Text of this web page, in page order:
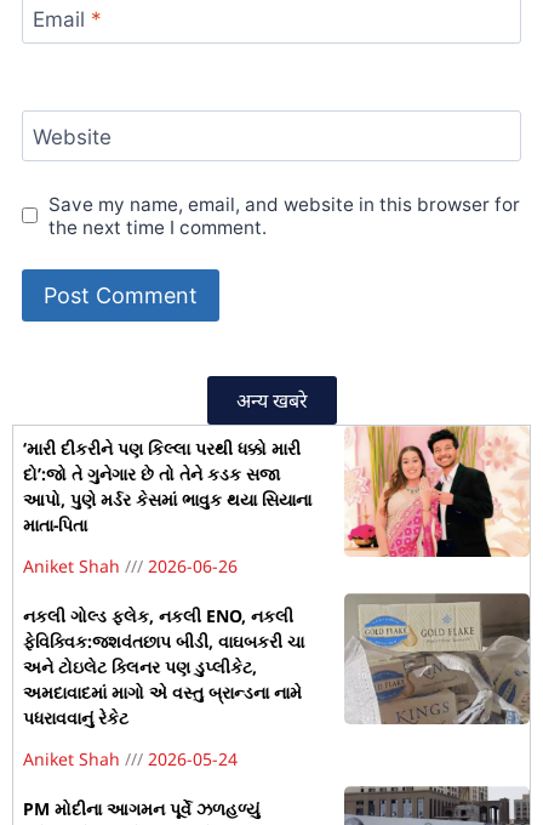
Email *
Website
Save my name, email, and website in this browser for
the next time I comment.
अन्य खबरे
‘મારી દીકરીને પણ કિલ્લા પરથી ધક્કો મારી
દો’:જો તે ગુનેગાર છે તો તેને કડક સજા
આપો, પુણે મર્ડર કેસમાં ભાવુક થયા સિયાના
માતા-પિતા
Aniket Shah
2026-06-26
નકલી ગોલ્ડ ફ્લેક, નકલી ENO, નકલી
ફેવિક્વિક:જશવંતછાપ બીડી, વાઘબકરી ચા
અને ટોઇલેટ ક્લિનર પણ ડુપ્લીકેટ,
અમદાવાદમાં માગો એ વસ્તુ બ્રાન્ડના નામે
પધરાવવાનું રેકેટ
Aniket Shah
2026-05-24
PM મોદીના આગમન પૂર્વે ઝળહળ્યું